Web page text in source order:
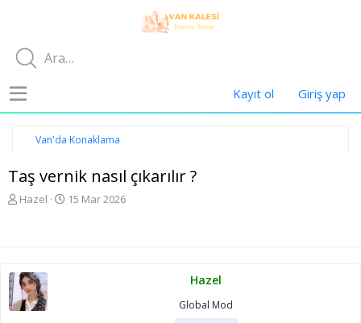
Kayıt ol Giriş yap
Van'da Konaklama
Taş vernik nasıl çıkarılır ?
K
u
b
a
ş
Hazel
B15 Mar 2026
Hazel
Global Mod